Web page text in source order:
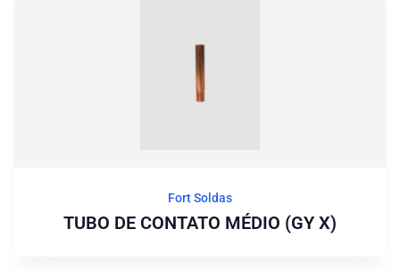
Fort Soldas
TUBO DE CONTATO MÉDIO (GY X)